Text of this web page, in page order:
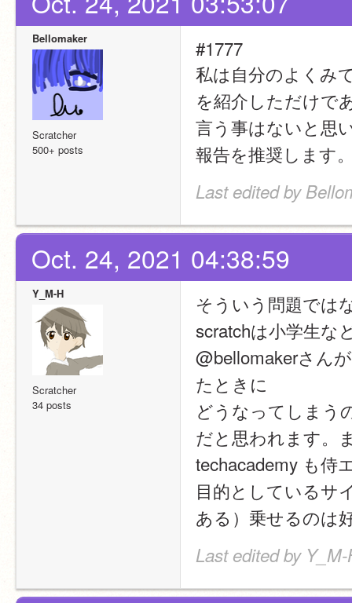
Bellomaker
Scratcher
500+ posts
#1777
私は自分のよくみ
を紹介しただけで
言う事はないと思
報告を推奨します
Last edited by
Oct. 24, 2021 04:38:59
Y_M-H
Scratcher
34 posts
そういう問題では
scratchは小学生な
@bellomakerさん
たときに
どうなってしまう
だと思われます。
techacademy も侍
目的としているサ
ある）乗せるのは
Last edited by